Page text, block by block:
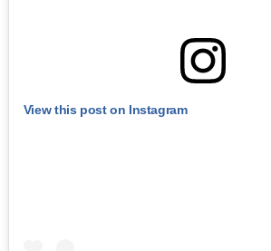
View this post on Instagram